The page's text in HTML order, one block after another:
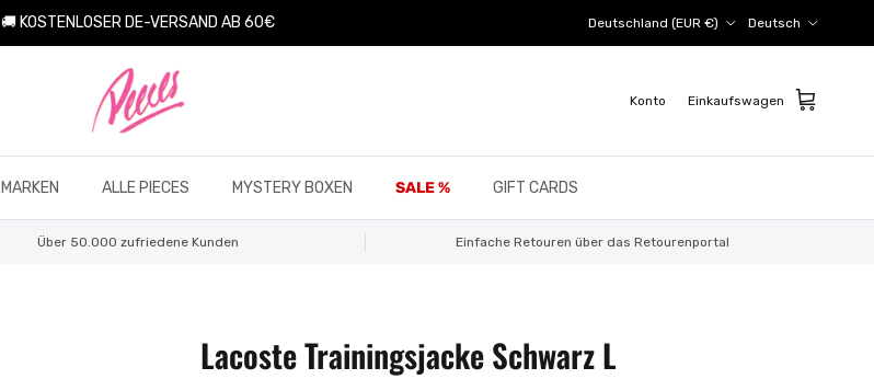
🚚 KOSTENLOSER DE-VERSAND AB 60€ Deutschland (EUR €) Deutsch
Konto Einkaufswagen
MARKEN ALLE PIECES MYSTERY BOXEN SALE % GIFT CARDS
Über 50.000 zufriedene Kunden Einfache Retouren über das Retourenportal
Lacoste Trainingsjacke Schwarz L